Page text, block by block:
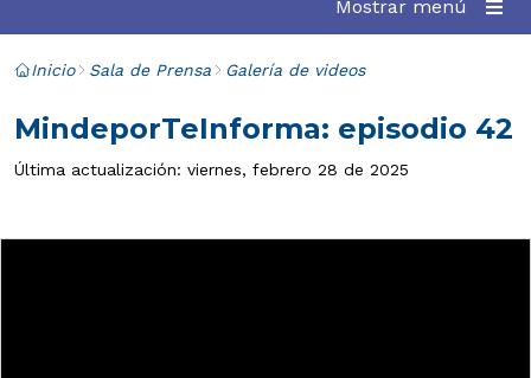
Mostrar menú
Inicio Sala de Prensa Galería de videos
MindeporTeInforma: episodio 42
Última actualización: viernes, febrero 28 de 2025